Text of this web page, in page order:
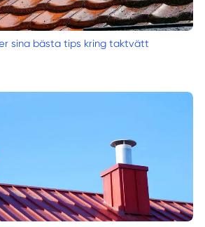
sina bästa tips kring taktvätt